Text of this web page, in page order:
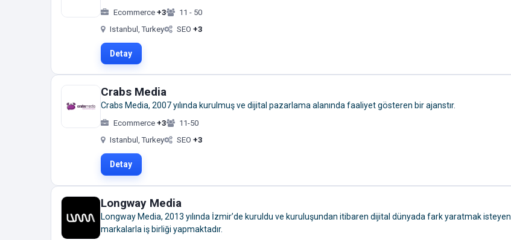
Ecommerce +3
11 - 50
Istanbul, Turkey
SEO+3
Detay
Crabs Media
Crabs Media, 2007 yılında kurulmuş ve dijital pazarlama alanında faaliyet gösteren bir ajanstır.
Ecommerce +3
11-50
Istanbul, Turkey
SEO+3
Detay
Longway Media
Longway Media, 2013 yılında İzmir’de kuruldu ve kuruluşundan itibaren dijital dünyada fark yaratmak isteyen
markalarla iş birliği yapmaktadır.